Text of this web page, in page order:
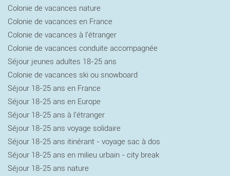
Colonie de vacances nature
Colonie de vacances en France
Colonie de vacances à l'étranger
Colonie de vacances conduite accompagnée
Séjour jeunes adultes 18-25 ans
Colonie de vacances ski ou snowboard
Séjour 18-25 ans en France
Séjour 18-25 ans en Europe
Séjour 18-25 ans à l'étranger
Séjour 18-25 ans voyage solidaire
Séjour 18-25 ans itinérant - voyage sac à dos
Séjour 18-25 ans en milieu urbain - city break
Séjour 18-25 ans nature